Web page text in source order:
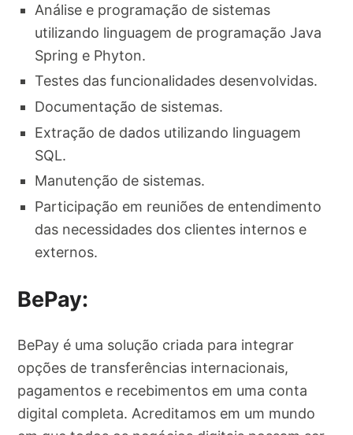
Análise e programação de sistemas
utilizando linguagem de programação Java
Spring e Phyton.
Testes das funcionalidades desenvolvidas.
Documentação de sistemas.
Extração de dados utilizando linguagem
SQL.
Manutenção de sistemas.
Participação em reuniões de entendimento
das necessidades dos clientes internos e
externos.
BePay:
BePay é uma solução criada para integrar
opções de transferências internacionais,
pagamentos e recebimentos em uma conta
digital completa. Acreditamos em um mundo